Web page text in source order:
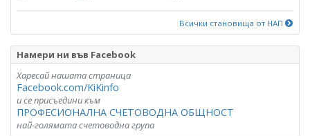
Всички становища от НАП
Намери ни във Facebook
Харесай нашата страница
Facebook.com/KiKinfo
и се присъедини към
ПРОФЕСИОНАЛНА СЧЕТОВОДНА ОБЩНОСТ
най-голямата счетоводна група